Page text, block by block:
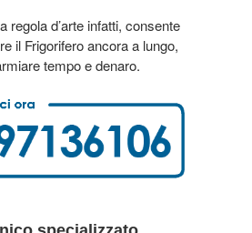
regola d’arte infatti, consente
il Frigorifero ancora a lungo,
tempo e denaro.